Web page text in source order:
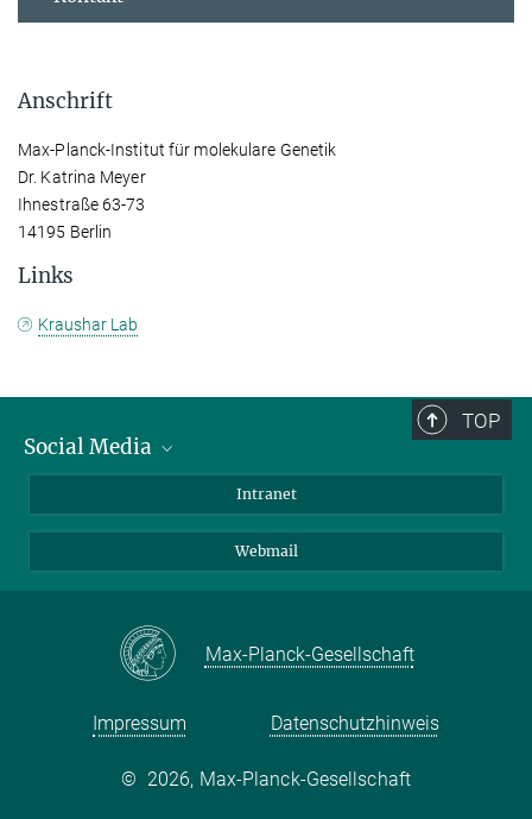
Anschrift
Max-Planck-Institut für molekulare Genetik
Dr. Katrina Meyer
Ihnestraße 63-73
14195 Berlin
Links
Kraushar Lab
TOP
Social Media
Intranet
Webmail
Max-Planck-Gesellschaft
Impressum Datenschutzhinweis
© 2026, Max-Planck-Gesellschaft